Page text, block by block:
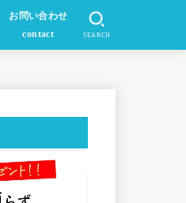
お問い合わせ
contact
SEARCH